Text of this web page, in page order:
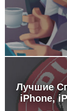
Лучшие
iPhone,